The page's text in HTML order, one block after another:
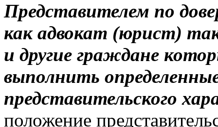
Представителем по
как адвокат (юрист)
и другие граждане
выполнить
представительского
положение